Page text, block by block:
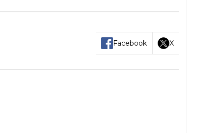
Facebook X